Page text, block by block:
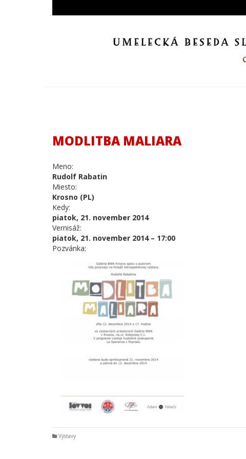
MODLITBA MALIARA
Meno:
Rudolf Rabatin
Miesto:
Krosno (PL)
Kedy:
piatok, 21. november 2014
Vernisáž:
piatok, 21. november 2014 – 17:00
Pozvánka:
Výstavy